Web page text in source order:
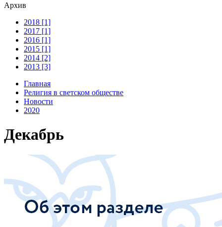
Архив
2018 [1]
2017 [1]
2016 [1]
2015 [1]
2014 [2]
2013 [3]
Главная
Религия в светском обществе
Новости
2020
Декабрь